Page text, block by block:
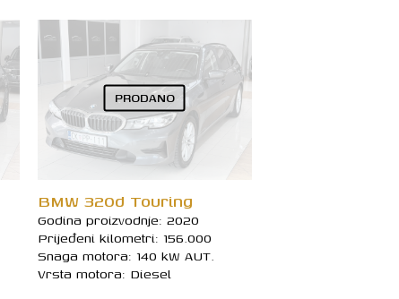
PRODANO
BMW 320d Touring
Godina proizvodnje: 2020
Prijeđeni kilometri: 156.000
Snaga motora: 140 kW AUT.
Vrsta motora: Diesel